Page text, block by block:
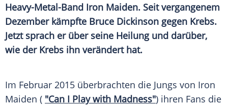
Heavy-Metal-Band Iron Maiden. Seit vergangenem
Dezember kämpfte Bruce Dickinson gegen Krebs.
Jetzt sprach er über seine Heilung und darüber,
wie der Krebs ihn verändert hat.
Im Februar 2015 überbrachten die Jungs von Iron
Maiden ( "Can I Playwith Madness") ihren Fans die